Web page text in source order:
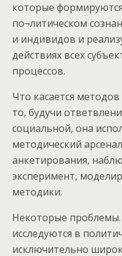
которые
по¬литическом
и индивидов и
действиях всех
процессов.
Что касается
то, будучи
социальной, она
методический
анкетирования,
эксперимент,
методики.
Некоторые
исследуются в
исключительно